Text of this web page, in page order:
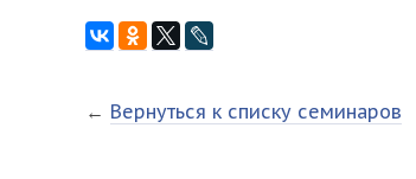
← Вернуться к списку семинаров